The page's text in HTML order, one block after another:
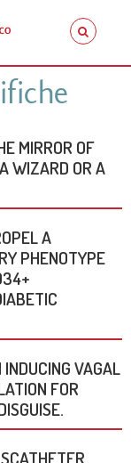
MIRROR OF
WIZARD OR A
A
PHENOTYPE
VAGAL
FOR